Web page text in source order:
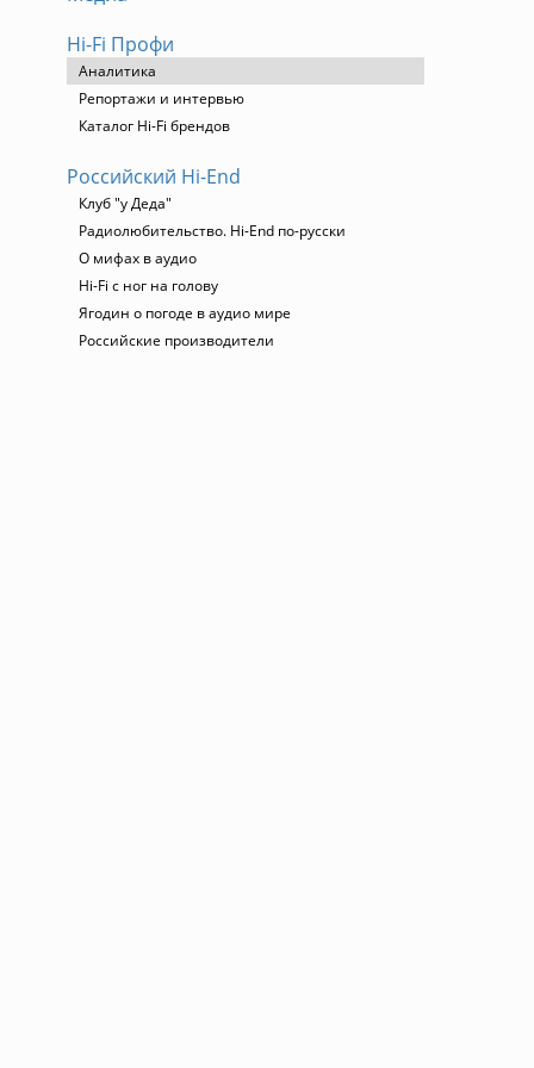
Hi-Fi Профи
Аналитика
Репортажи и интервью
Каталог Hi-Fi брендов
Российский Hi-End
Клуб "у Деда"
Радиолюбительство. Hi-End по-русски
О мифах в аудио
Hi-Fi с ног на голову
Ягодин о погоде в аудио мире
Российские производители